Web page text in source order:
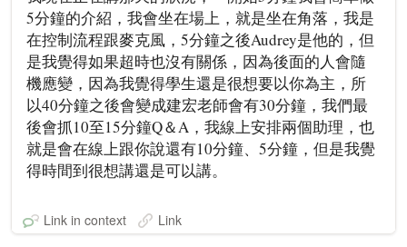
5分鐘的介紹，我會坐在場上，就是坐在角落，我是
在控制流程跟麥克風，5分鐘之後Audrey是他的，但
是我覺得如果超時也沒有關係，因為後面的人會隨
機應變，因為我覺得學生還是很想要以你為主，所
以40分鐘之後會變成建宏老師會有30分鐘，我們最
後會抓10至15分鐘Q＆A，我線上安排兩個助理，也
就是會在線上跟你說還有10分鐘、5分鐘，但是我覺
得時間到很想講還是可以講。
Link in context Link